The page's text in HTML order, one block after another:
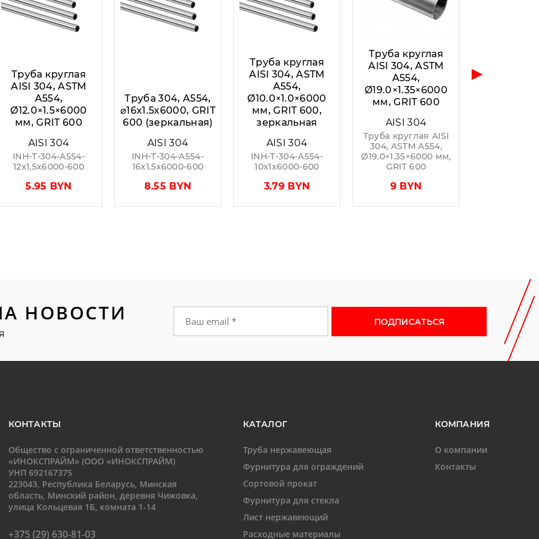
Труба круглая
AISI 304, ASTM
A554,
Ø12.0×1.5×6000
мм, GRIT 600
AISI 304
INH-T-304-A554-
12x1,5x6000-600
5.95 BYN
Труба 304, A554,
⌀16x1.5x6000, GRIT
600 (зеркальная)
AISI 304
INH-T-304-A554-
16x1.5x6000-600
8.55 BYN
Труба круглая
AISI 304, ASTM
A554,
Ø10.0×1.0×6000
мм, GRIT 600,
зеркальная
AISI 304
INH-T-304-A554-
10x1x6000-600
3.79 BYN
Труба круглая
AISI 304, ASTM
A554,
Ø19.0×1.35×6000
мм, GRIT 600
AISI 304
Труба круглая AISI
304, ASTM A554,
Ø19.0×1.35×6000 мм,
GRIT 600
9 BYN
▶
НОВОСТИ
Форма подписки на новости
КОНТАКТЫ
Общество с ограниченной ответственностью
«ИНОКСПРАЙМ» (ООО «ИНОКСПРАЙМ)
УНП 692167375
223043, Республика Беларусь, Минская
область, Минский район, деревня Чижовка,
улица Кольцевая 1Б, комната 1-14
+375 (29) 630-81-03
КАТАЛОГ
Труба нержавеющая
Фурнитура для ограждений
Сортовой прокат
Фурнитура для стекла
Лист нержавеющий
Расходные материалы
КОМПАНИЯ
О компании
Контакты